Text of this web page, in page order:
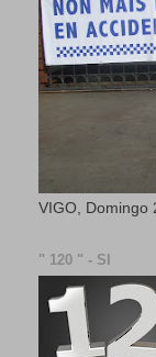
VIGO, Domingo
" 120 " - SI